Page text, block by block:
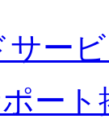
サー
ート